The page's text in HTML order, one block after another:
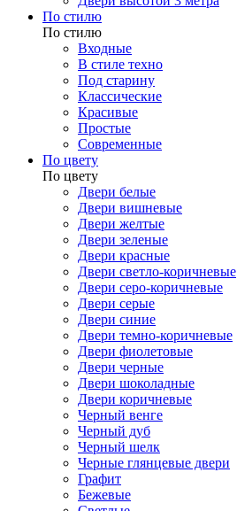
По стилю
По стилю
Входные
В стиле техно
Под старину
Классические
Красивые
Простые
Современные
По цвету
По цвету
Двери белые
Двери вишневые
Двери желтые
Двери зеленые
Двери красные
Двери светло-коричневые
Двери серо-коричневые
Двери серые
Двери синие
Двери темно-коричневые
Двери фиолетовые
Двери черные
Двери шоколадные
Двери коричневые
Черный венге
Черный дуб
Черный шелк
Черные глянцевые двери
Графит
Бежевые